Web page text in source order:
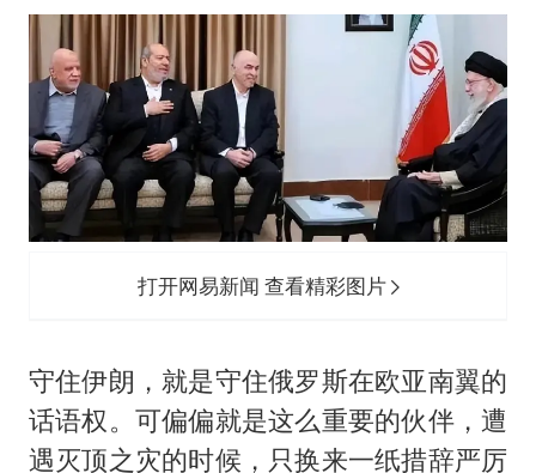
打开网易新闻 查看精彩图片
守住伊朗，就是守住俄罗斯在欧亚南翼的
话语权。可偏偏就是这么重要的伙伴，遭
遇灭顶之灾的时候，只换来一纸措辞严厉